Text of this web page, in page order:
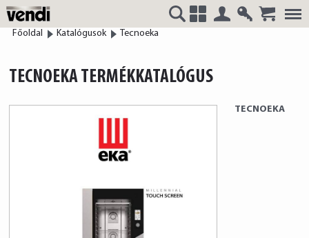
VENDI
Főoldal Katalógusok Tecnoeka
TECNOEKA TERMÉKKATALÓGUS
TECNOEKA